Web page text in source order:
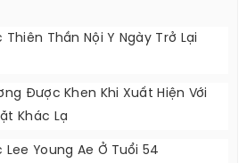
Thiên Thần Nội Y Ngày Trở Lại
Được Khen Khi Xuất Hiện Với
Khác Lạ
Lee Young Ae Ở Tuổi 54